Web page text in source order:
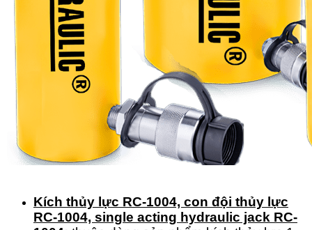
Kích thủy lực RC-1004, con đội thủy lực
RC-1004, single acting hydraulic jack RC-